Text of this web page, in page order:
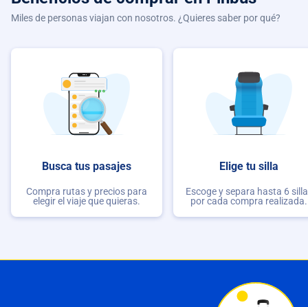
Miles de personas viajan con nosotros. ¿Quieres saber por qué?
Busca tus pasajes
Compra rutas y precios para
elegir el viaje que quieras.
Elige tu silla
Escoge y separa hasta 6
por cada compra realizada.